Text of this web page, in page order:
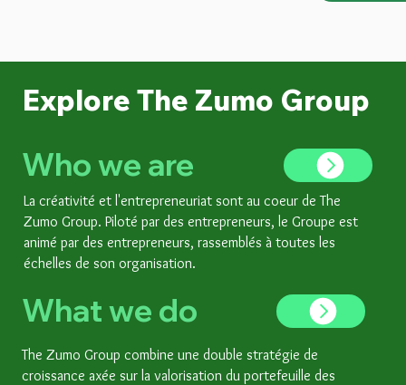
Explore The Zumo Group
Who we are
La créativité et l'entrepreneuriat sont au coeur de The
Zumo Group. Piloté par des entrepreneurs, le Groupe est
animé par des entrepreneurs, rassemblés à toutes les
échelles de son organisation.
What we do
The Zumo Group combine une double stratégie de
croissance axée sur la valorisation du portefeuille des